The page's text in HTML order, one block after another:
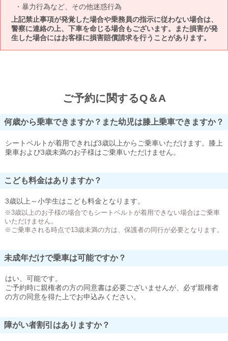
暴力行為など、その他迷惑行為
上記禁止事項が発覚した場合や乗務員の指示に従わない場合は、
警察に連絡の上、下車を命じる場合もございます。また損害が発
生した場合にはお客様に損害賠償請求を行うことがあります。
ご予約に関するQ＆A
何歳から乗車できますか？また幼児は膝上乗車できますか？
シートベルトが着用できれば3歳以上からご乗車いただけます。膝上
乗車および3歳未満のお子様はご乗車いただけません。
こども料金はありますか？
3歳以上～小学生はこども料金となります。
※3歳以上のお子様の場合でもシートベルトが着用できない場合はご乗車
いただけません。
※ご乗車される時点で13歳未満の方は、保護者の同行が必要となります。
未成年だけで乗車は可能ですか？
はい、可能です。
ご予約時に親権者の方の同意書は必要ございませんが、必ず親権者
の方の同意を得た上でお申込みください。
障がい者割引はありますか？